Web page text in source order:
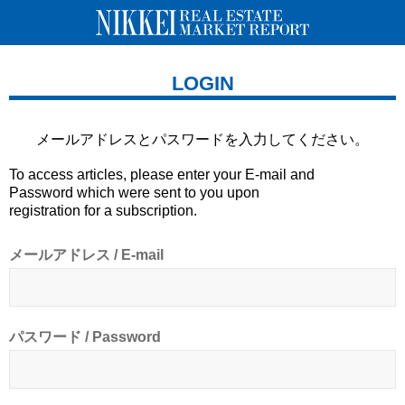
LOGIN
メールアドレスとパスワードを 入力してください。
To access articles, please enter your E-mail and
Password which were sent to you upon
registration for a subscription.
メールアドレス / E-mail
パスワード / Password